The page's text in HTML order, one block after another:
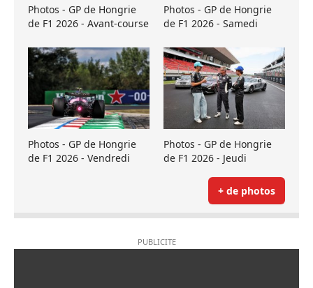
Photos - GP de Hongrie
de F1 2026 - Avant-course
Photos - GP de Hongrie
de F1 2026 - Samedi
Photos - GP de Hongrie
de F1 2026 - Vendredi
Photos - GP de Hongrie
de F1 2026 - Jeudi
+ de photos